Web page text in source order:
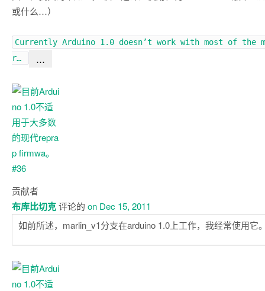
或什么…）
Currently Arduino 1.0 doesn’t work with most of the
r…
…
贡献者
布库比切克评论的 on Dec 15, 2011
如前所述，marlin_v1分支在arduino 1.0上工作，我经常使用它